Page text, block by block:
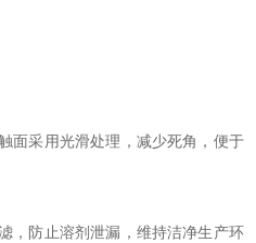
采用光滑处理，减少死角，便于
防止溶剂泄漏，维持洁净生产环